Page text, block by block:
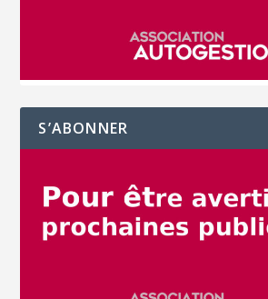
S’ABONNER